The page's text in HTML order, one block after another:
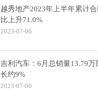
越秀地产2023年上半年累计
比上升71.0%
2023-07-06
吉利汽车：6月总销量13.79
长约9%
2023-07-06